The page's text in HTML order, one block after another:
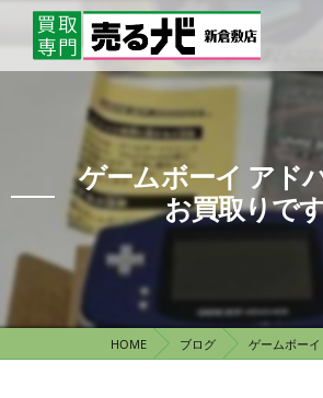
ゲームボーイ アド
お買取りで
HOME ブログ ゲームボー